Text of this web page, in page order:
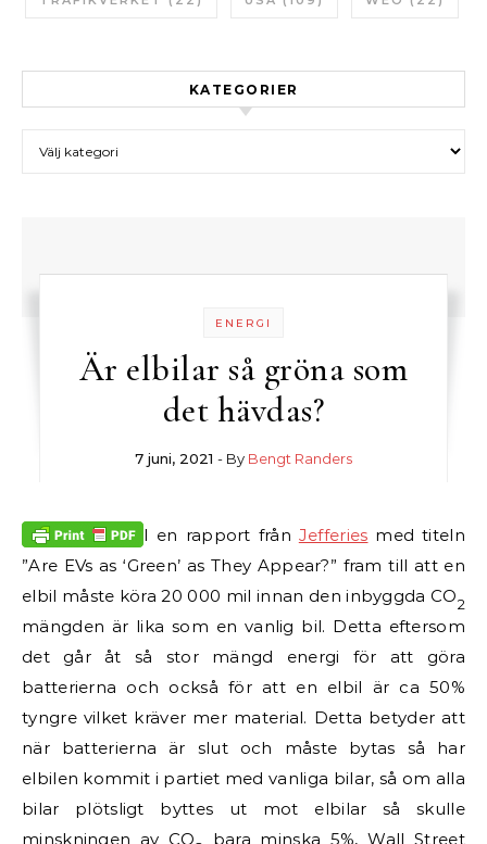
KATEGORIER
ENERGI
Är elbilar så gröna som
det hävdas?
7 juni, 2021 - By Bengt Randers
I en rapport från Jefferies med titeln
”Are EVs as ‘Green’ as They Appear?” fram till att en
elbil måste köra 20 000 mil innan den inbyggda CO2
mängden är lika som en vanlig bil. Detta eftersom
det går åt så stor mängd energi för att göra
batterierna och också för att en elbil är ca 50%
tyngre vilket kräver mer material. Detta betyder att
när batterierna är slut och måste bytas så har
elbilen kommit i partiet med vanliga bilar, så om alla
bilar plötsligt byttes ut mot elbilar så skulle
minskningen av CO
bara minska 5%, Wall Street